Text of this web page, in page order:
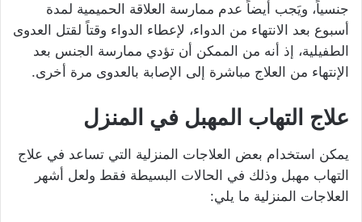
جنسياً، ويَجب أيضاً عدم ممارسة العلاقة الحميمية لمدة
أسبوع بعد الانتهاء من الدواء، لإعطاء الدواء وقتاً لقتل العدوى
الطفيلية، إذ أنه من الممكن أن تؤدي ممارسة الجنس بعد
الإنتهاء من العلاج مباشرة إلى الإصابة بالعدوى مرة أخرى.
علاج التهاب المهبل في المنزل
يمكن استخدام بعض العلاجات المنزلية التي تساعد في علاج
التهاب مهبل وذلك في الحالات البسيطة فقط ولعل أشهر
العلاجات المنزلية ما يلي: